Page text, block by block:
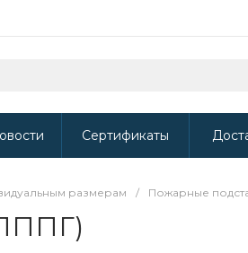
Сертификаты
размерам / Пожарные